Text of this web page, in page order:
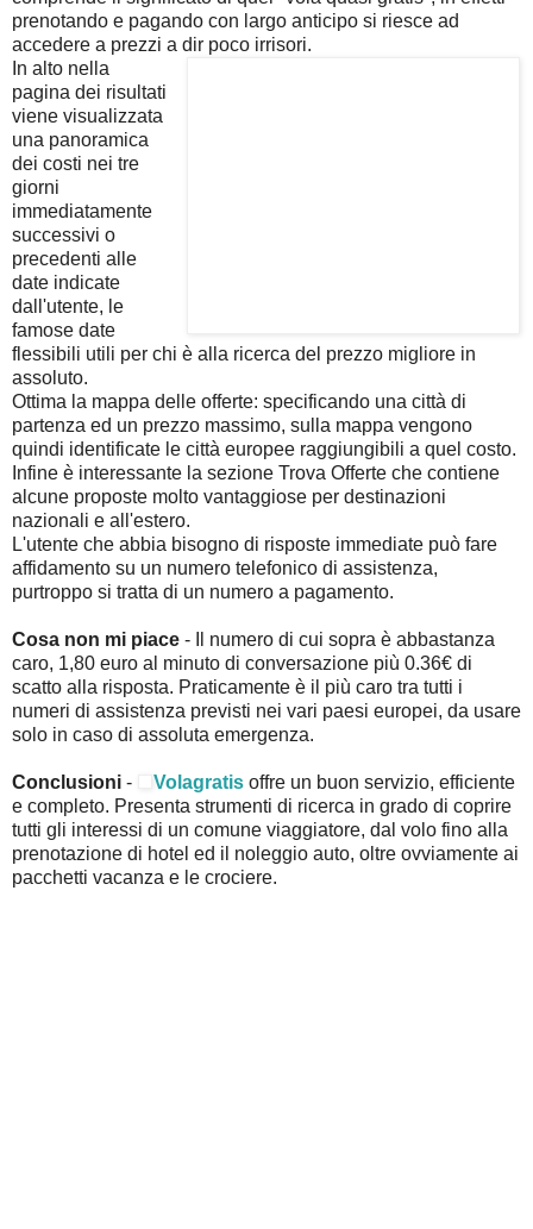
prenotando e pagando con largo anticipo si riesce ad
accedere a prezzi a dir poco irrisori.
In alto nella
pagina dei risultati
viene visualizzata
una panoramica
dei costi nei tre
giorni
immediatamente
successivi o
precedenti alle
date indicate
dall'utente, le
famose date
flessibili utili per chi è alla ricerca del prezzo migliore in
assoluto.
Ottima la mappa delle offerte: specificando una città di
partenza ed un prezzo massimo, sulla mappa vengono
quindi identificate le città europee raggiungibili a quel costo.
Infine è interessante la sezione Trova Offerte che contiene
alcune proposte molto vantaggiose per destinazioni
nazionali e all'estero.
L'utente che abbia bisogno di risposte immediate può fare
affidamento su un numero telefonico di assistenza,
purtroppo si tratta di un numero a pagamento.
Cosa non mi piace - Il numero di cui sopra è abbastanza
caro, 1,80 euro al minuto di conversazione più 0.36€ di
scatto alla risposta. Praticamente è il più caro tra tutti i
numeri di assistenza previsti nei vari paesi europei, da usare
solo in caso di assoluta emergenza.
Conclusioni - Volagratis offre un buon servizio, efficiente
e completo. Presenta strumenti di ricerca in grado di coprire
tutti gli interessi di un comune viaggiatore, dal volo fino alla
prenotazione di hotel ed il noleggio auto, oltre ovviamente ai
pacchetti vacanza e le crociere.